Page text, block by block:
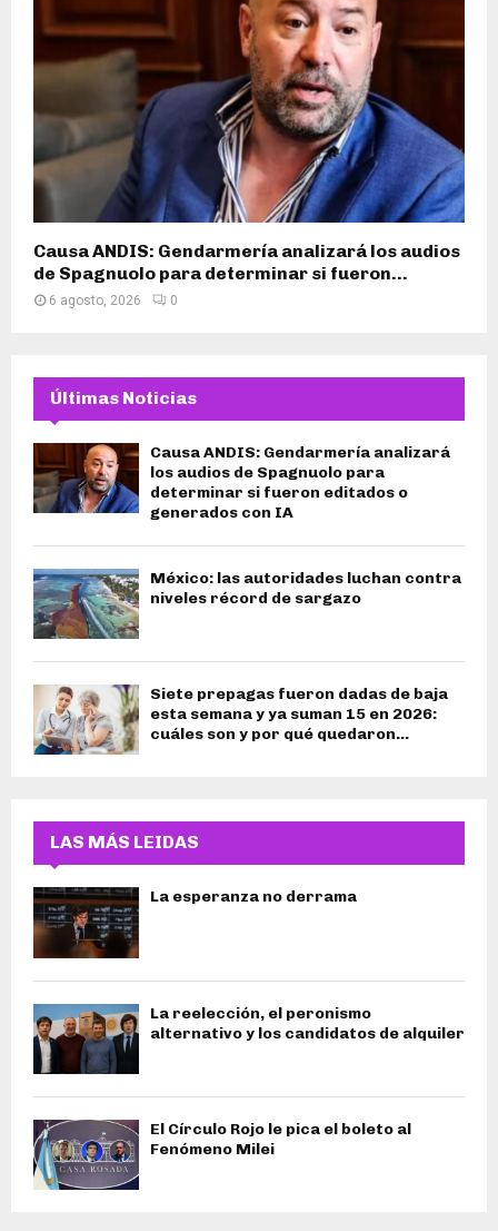
Causa ANDIS: Gendarmería analizará los audios
de Spagnuolo para determinar si fueron...
6 agosto, 2026 0
Últimas Noticias
Causa ANDIS: Gendarmería analizará
los audios de Spagnuolo para
determinar si fueron editados o
generados con IA
México: las autoridades luchan contra
niveles récord de sargazo
Siete prepagas fueron dadas de baja
esta semana y ya suman 15 en 2026:
cuáles son y por qué quedaron...
LAS MÁS LEIDAS
La esperanza no derrama
La reelección, el peronismo
alternativo y los candidatos de alquiler
El Círculo Rojo le pica el boleto al
Fenómeno Milei